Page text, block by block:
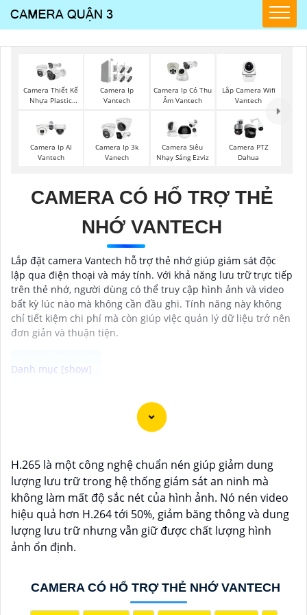
Camera Thiết Kế
Nhựa Plastic
Camera Ip
Vantech
Camera Ip Có Thu
Âm Vantech
Lắp Camera Wifi
Vantech
Camera Ip AI
Vantech
Camera Ip 3k
Vanech
Camera Siêu
Nhạy Sáng Ezviz
Camera PTZ
Dahua
CAMERA CÓ HỔ TRỢ THẺ
NHỚ VANTECH
Lắp đặt camera Vantech hỗ trợ thẻ nhớ giúp giám sát độc
lập qua điện thoại và máy tính. Với khả năng lưu trữ trực tiếp
trên thẻ nhớ, người dùng có thể truy cập hình ảnh và video
bất kỳ lúc nào mà không cần đầu ghi. Tính năng này không
chỉ tiết kiệm chi phí mà còn giúp việc quản lý dữ liệu trở nên
đơn giản và thuận tiện.
Camera Vantech là một thương hiệu camera an ninh
hàng đầu tại Việt Nam, chúng được thiết kế với công
hoặc doanh nghiệp của bạn.
Vantech Việt Nam cung cấp các dòng sản phẩm
camera giám sát chất lượng cao như camera IP,
camera HD-TVI, camera AHD, camera wifi, camera
thông minh, và nhiều hơn nữa. Các sản phẩm của
Vantech được sản xuất theo tiêu chuẩn chất lượng
Điểm mạnh của Camera Vantech là chất lượng dịch vụ
tốt và hỗ trợ khách hàng chu đáo. Đội ngũ nhân viên
H.265 là một công nghệ chuẩn nén giúp giảm dung
lượng lưu trữ trong hệ thống giám sát an ninh mà
không làm mất độ sắc nét của hình ảnh. Nó nén video
hiệu quả hơn H.264 tới 50%, giảm băng thông và dung
lượng lưu trữ nhưng vẫn giữ được chất lượng hình
ảnh ổn định.
CAMERA CÓ HỔ TRỢ THẺ NHỚ VANTECH